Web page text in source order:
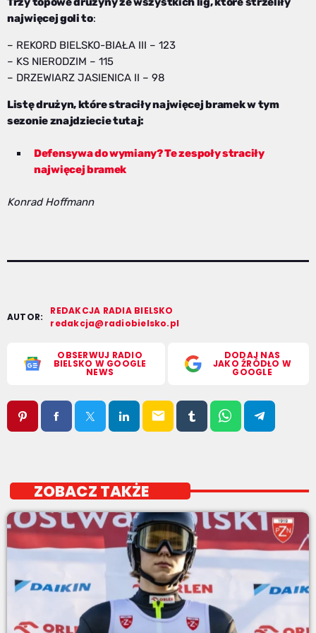
najwięcej goli to:
– REKORD BIELSKO-BIAŁA III – 123
– KS NIERODZIM – 115
– DRZEWIARZ JASIENICA II – 98
Listę drużyn, które straciły najwięcej bramek w tym
sezonie znajdziecie tutaj:
Defensywa do wymiany? Te zespoły straciły
najwięcej bramek
Konrad Hoffmann
AUTOR:
REDAKCJA RADIA BIELSKO
redakcja@radiobielsko.pl
OBSERWUJ RADIO
BIELSKO W GOOGLE
NEWS
DODAJ NAS
JAKO ŹRÓDŁO W
GOOGLE
email
ZOBACZ TAKŻE